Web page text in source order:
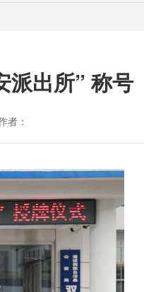
派出所” 称号
者：